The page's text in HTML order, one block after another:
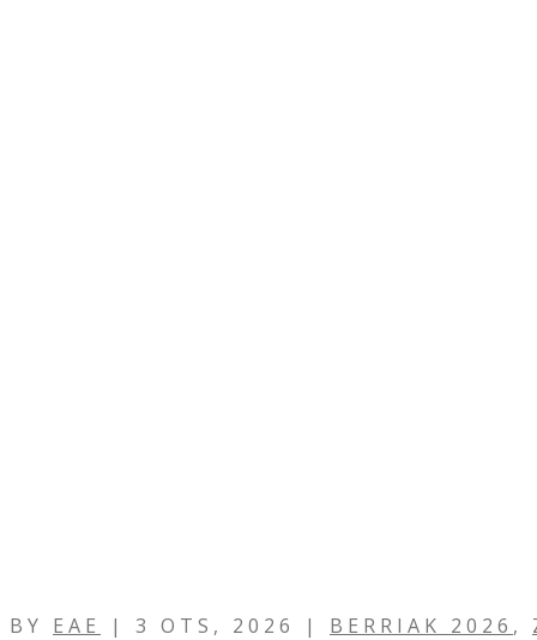
BY EAE | 3 OTS, 2026 | BERRIAK 2026 ,